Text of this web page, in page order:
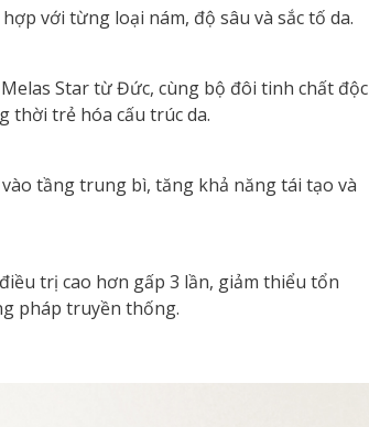
với từng loại nám, độ sâu và sắc tố da.
Star từ Đức, cùng bộ đôi tinh chất độc
thời trẻ hóa cấu trúc da.
tầng trung bì, tăng khả năng tái tạo và
trị cao hơn gấp 3 lần, giảm thiểu tổn
pháp truyền thống.